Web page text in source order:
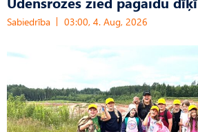
Sabiedrība 03:00, 4. Aug, 2026